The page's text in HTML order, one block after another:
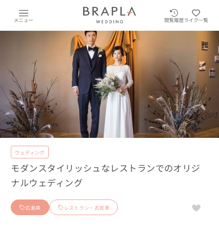
メニュー 閲覧履歴ライク一覧
ウェディング
モダンスタイリッシュなレストランでのオリジ
ナルウェディング
広島県 レストラン・古民家